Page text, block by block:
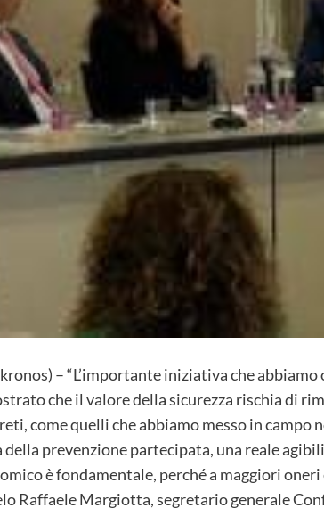
– “L’importante iniziativa che
che il valore della sicurezza rischia di
come quelli che abbiamo messo in
della prevenzione partecipata, una reale
è fondamentale, perché a maggiori
Raffaele Margiotta, segretario generale